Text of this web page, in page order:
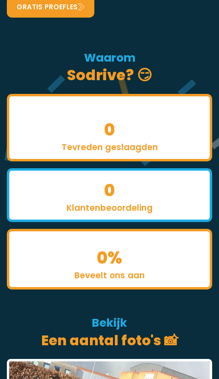
GRATIS PROEFLES
Waarom
Sodrive? 😏
Tevreden geslaagden
0
Klantenbeoordeling
0
Beveelt ons aan
0%
Bekijk
Een aantal foto's 📸